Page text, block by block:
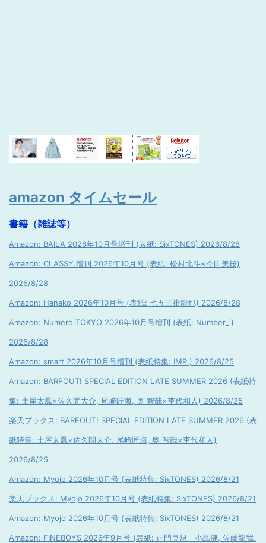
amazon タイムセール
書籍（雑誌等）
Amazon: BAILA 2026年10月号増刊 (表紙: SixTONES) 2026/8/28
Amazon: CLASSY.増刊 2026年10月号 (表紙: 松村北斗×今田美桜)
2026/8/28
Amazon: Hanako 2026年10月号 (表紙: 七五三掛龍也) 2026/8/28
Amazon: Numero TOKYO 2026年10月号増刊 (表紙: Number_i)
2026/8/28
Amazon: smart 2026年10月号増刊 (表紙特集: IMP.) 2026/8/25
Amazon: BARFOUT! SPECIAL EDITION LATE SUMMER 2026 (表紙特
集: 土屋太鳳×佐久間大介, 尾崎匠海, 奥 智哉×杢代和人) 2026/8/25
楽天ブックス: BARFOUT! SPECIAL EDITION LATE SUMMER 2026 (表
紙特集: 土屋太鳳×佐久間大介, 尾崎匠海, 奥 智哉×杢代和人)
2026/8/25
Amazon: Myojo 2026年10月号 (表紙特集: SixTONES) 2026/8/21
楽天ブックス: Myojo 2026年10月号 (表紙特集: SixTONES) 2026/8/21
Amazon: Myojo 2026年10月号 (表紙特集: SixTONES) 2026/8/21
Amazon: FINEBOYS 2026年9月号 (表紙: 正門良規 小島健, 佐藤龍我,